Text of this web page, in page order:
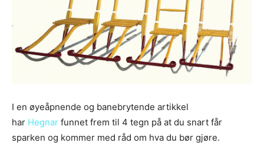
I en øyeåpnende og banebrytende artikkel
har Hegnar funnet frem til 4 tegn på at du snart får
sparken og kommer med råd om hva du bør gjøre.